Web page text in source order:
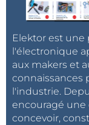
Elektor est
l'électronique
aux makers et
connaissances
l'industrie.
encouragé
concevoir,